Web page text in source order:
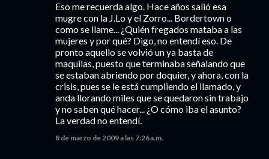
Eso me recuerda algo. Hace años salió esa
mugre con la J.Lo y el Zorro... Bordertown o
como se llame... ¿Quién fregados mataba a las
mujeres y por qué? Digo, no entendí eso. De
pronto aquello se volvió un ya basta de
maquilas, puesto que terminaba señalando que
se estaban abriendo por doquier, y ahora, con la
crisis, pues se le está cumpliendo el llamado, y
anda llorando miles que se quedaron sin trabajo
y no saben qué hacer... ¿O cómo iba el asunto?
La verdad no entendí.
8 de marzo de 2009 a las 7:26 a.m.